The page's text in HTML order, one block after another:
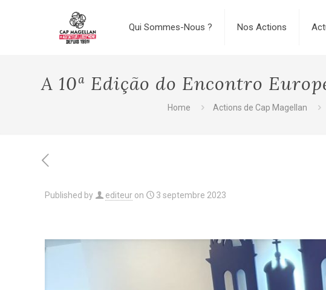
Qui Sommes-Nous ? Nos Actions
A 10ª Edição do Encontro
Home Actions de Cap Magellan
Published by editeur on 3 septembre 2023